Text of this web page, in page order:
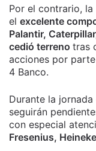
Por el contrario,
el excelente
Palantir,
cedió terreno tras
acciones por
4 Banco.
Durante la
seguirán
con especial
Fresenius,